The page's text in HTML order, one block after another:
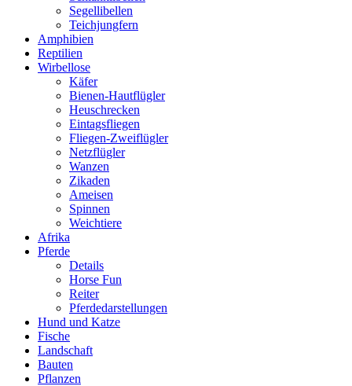
Segellibellen
Teichjungfern
Amphibien
Reptilien
Wirbellose
Käfer
Bienen-Hautflügler
Heuschrecken
Eintagsfliegen
Fliegen-Zweiflügler
Netzflügler
Wanzen
Zikaden
Ameisen
Spinnen
Weichtiere
Afrika
Pferde
Details
Horse Fun
Reiter
Pferdedarstellungen
Hund und Katze
Fische
Landschaft
Bauten
Pflanzen